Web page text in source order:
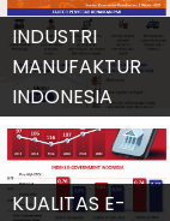
PENYESUAIAN
ANGGARAN
UNTUK SUBSIDI
BAHAN BAKAL
TEPAT
SASARAN